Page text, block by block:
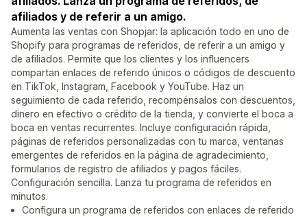
afiliados y de referir a un amigo.
Aumenta las ventas con Shopjar: la aplicación todo en uno de
Shopify para programas de referidos, de referir a un amigo y
de afiliados. Permite que los clientes y los influencers
compartan enlaces de referido únicos o códigos de descuento
en TikTok, Instagram, Facebook y YouTube. Haz un
seguimiento de cada referido, recompénsalos con descuentos,
dinero en efectivo o crédito de la tienda, y convierte el boca a
boca en ventas recurrentes. Incluye configuración rápida,
páginas de referidos personalizadas con tu marca, ventanas
emergentes de referidos en la página de agradecimiento,
formularios de registro de afiliados y pagos fáciles.
Configuración sencilla. Lanza tu programa de referidos en
minutos.
Configura un programa de referidos con enlaces de referido